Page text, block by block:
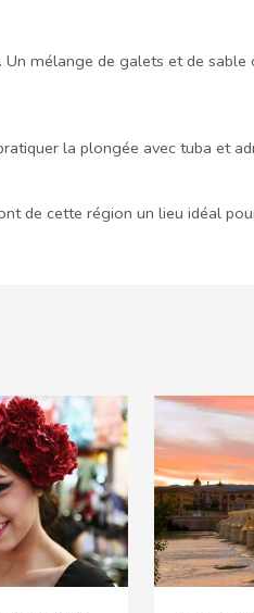
mélange de galets et de
la plongée avec tuba et
de cette région un lieu idéal